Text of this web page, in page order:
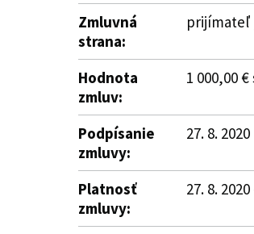
Zmluvná
strana:
prijímateľ
Hodnota
zmluv:
1 000,00 €
Podpísanie
zmluvy:
27. 8. 2020
Platnosť
zmluvy:
27. 8.